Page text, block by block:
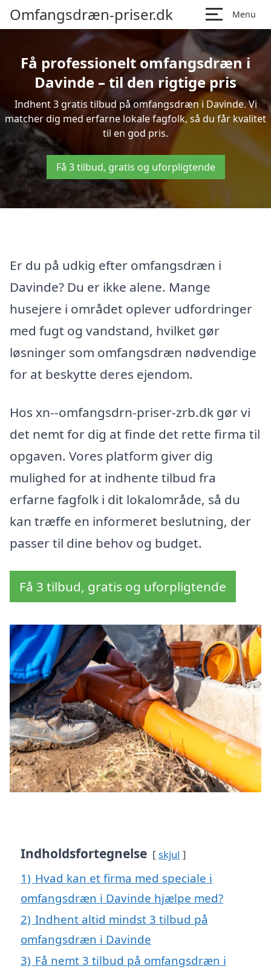
Omfangsdræn-priser.dk Menu
Få professionelt omfangsdræn i
Davinde – til den rigtige pris
Indhent 3 gratis tilbud på omfangsdræn i Davinde. Vi
matcher dig med erfarne lokale fagfolk, så du får kvalitet
til en god pris.
Få 3 tilbud, gratis og uforpligtende
Er du på udkig efter omfangsdræn i
Davinde? Du er ikke alene. Mange
husejere i området oplever udfordringer
med fugt og vandstand, hvilket gør
løsninger som omfangsdræn nødvendige
for at beskytte deres ejendom.
Hos xn--omfangsdrn-priser-zrb.dk gør vi
det nemt for dig at finde det rette firma til
opgaven. Vores platform giver dig
mulighed for at indhente tilbud fra
erfarne fagfolk i dit lokalområde, så du
kan træffe en informeret beslutning, der
passer til dine behov og budget.
Få 3 tilbud, gratis og uforpligtende
Indholdsfortegnelse skjul
1) Hvad kan et firma med speciale i
omfangsdræn i Davinde hjælpe med?
2) Indhent altid mindst 3 tilbud på
omfangsdræn i Davinde
3) Få nemt 3 tilbud på omfangsdræn i